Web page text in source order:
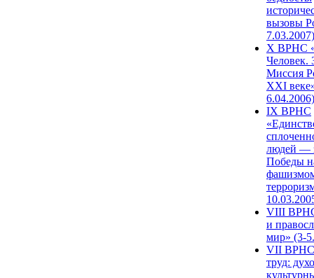
вызовы
7.03.2007)
X ВРНС
Человек.
Миссия
XXI
6.04.2006)
IX ВРНС
людей —
Победы
VIII
и
мир» (3-
VII ВРНС
труд: